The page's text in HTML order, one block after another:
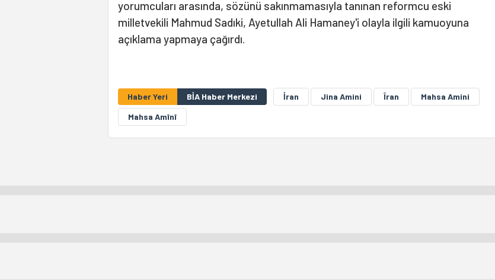
yorumcuları arasında, sözünü sakınmamasıyla tanınan reformcu eski
milletvekili Mahmud Sadıki, Ayetullah Ali Hamaney'i olayla ilgili kamuoyuna
açıklama yapmaya çağırdı.
Haber Yeri BİA Haber Merkezi İran Jina Amini Îran
Mahsa Amini
Mahsa Amînî